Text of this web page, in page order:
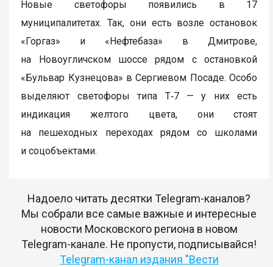
Новые светофоры появились в 17
муниципалитетах. Так, они есть возле остановок
«Горгаз» и «Нефтебаза» в Дмитрове,
на Новоугличском шоссе рядом с остановкой
«Бульвар Кузнецова» в Сергиевом Посаде. Особо
выделяют светофоры типа Т‑7 — у них есть
индикация желтого цвета, они стоят
на пешеходных переходах рядом со школами
и соцобъектами.
Надоело читать десятки Telegram-каналов?
Мы собрали все самые важные и интересные
новости Московского региона в новом
Telegram-канале. Не пропусти, подписывайся!
Telegram-канал издания "Вести